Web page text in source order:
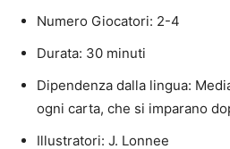
Numero Giocatori: 2-4
Durata: 30 minuti
Dipendenza dalla lingua:
ogni carta, che si imparano
Illustratori: J. Lonnee